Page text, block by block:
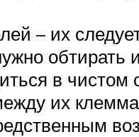
– их
обтирать
в чистом
их